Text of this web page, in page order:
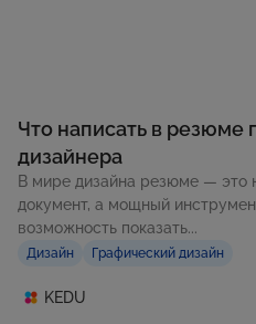
Что написать в резюме
дизайнера
В мире дизайна резюме — это
документ, а мощный
возможность показать...
Дизайн Графический дизайн
KEDU